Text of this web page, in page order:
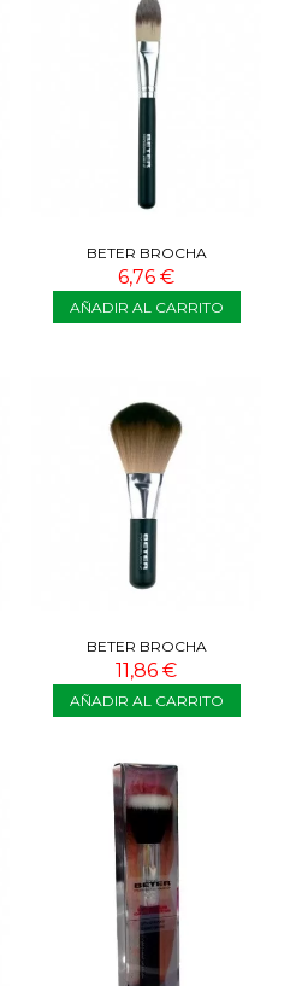
BETER BROCHA
PROFESIONAL MAQUILLAJE
LÍQUIDO
6,76 €
AÑADIR AL CARRITO
BETER BROCHA
PROFESIONAL MAQUILLAJE
11,86 €
AÑADIR AL CARRITO